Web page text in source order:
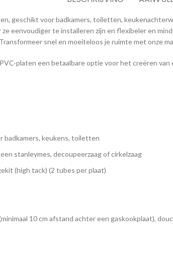
geschikt voor badkamers, toiletten,
ze eenvoudiger te installeren zijn en flexibeler en
snel en moeiteloos je ruimte met onze
platen een betaalbare optie voor het creëren
badkamers, keukens, toiletten
stanleymes, decoupeerzaag of cirkelzaag
(high tack) (2 tubes per plaat)
10 cm afstand achter een gaskookplaat),